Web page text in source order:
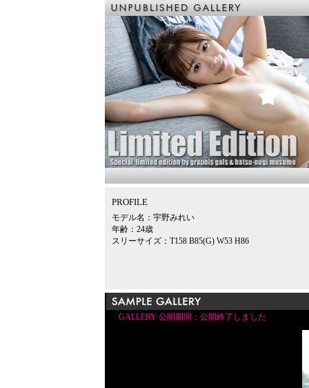
PROFILE
モデル名：宇野みれい
年齢：24歳
スリーサイズ：T158 B85(G) W53 H86
GALLERY 公開期間：公開終了しました